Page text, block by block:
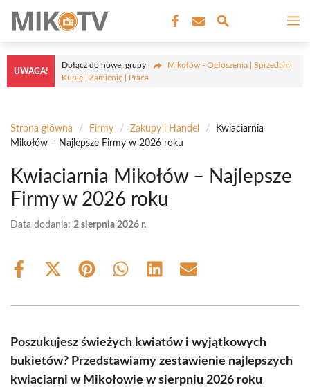
treści
UWAGA!
Dołącz do nowej grupy
Mikołów - Ogłoszenia | Sprzedam |
Kupię | Zamienię | Praca
Strona główna / Firmy / Zakupy i Handel /
Kwiaciarnia
Mikołów – Najlepsze Firmy w 2026 roku
Kwiaciarnia Mikołów – Najlepsze
Firmy w 2026 roku
Data dodania: 2 sierpnia 2026 r.
Share
Share
(Twitter)
Share Share Share Share
Poszukujesz świeżych kwiatów i wyjątkowych
bukietów? Przedstawiamy zestawienie najlepszych
kwiaciarni w Mikołowie w sierpniu 2026 roku